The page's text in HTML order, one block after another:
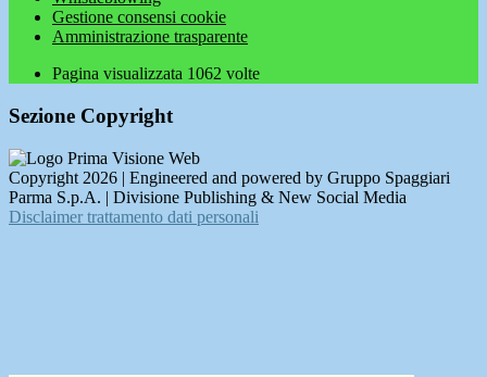
Gestione consensi cookie
Amministrazione trasparente
Pagina visualizzata 1062 volte
Sezione Copyright
Copyright 2026 | Engineered and powered by Gruppo Spaggiari
Parma S.p.A. | Divisione Publishing & New Social Media
Disclaimer trattamento dati personali